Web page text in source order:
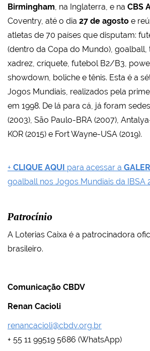
Birmingham, na Inglaterra, e na CBS
Coventry, até o dia 27 de agosto e
atletas de 70 países que disputam:
(dentro da Copa do Mundo),
xadrez, críquete, futebol B2/B3,
showdown, boliche e tênis. Esta é a
Jogos Mundiais, realizados pela
em 1998. De lá para cá, já foram
(2003), São Paulo-BRA (2007),
KOR (2015) e Fort Wayne-USA (2019).
+ CLIQUE AQUI para acessar a
goalball nos Jogos Mundiais da IBSA
Patrocínio
A Loterias Caixa é a patrocinadora
brasileiro.
Comunicação CBDV
Renan Cacioli
renancacioli@cbdv.org.br
+ 55 11 99519 5686 (WhatsApp)